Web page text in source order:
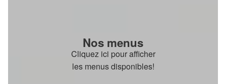
Nos menus
Cliquez ici pour afficher
les menus disponibles!